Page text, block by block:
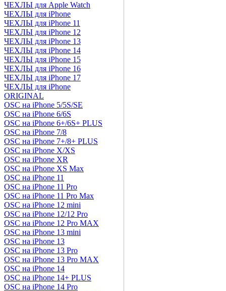
ЧЕХЛЫ для Apple Watch
ЧЕХЛЫ для iPhone
ЧЕХЛЫ для iPhone 11
ЧЕХЛЫ для iPhone 12
ЧЕХЛЫ для iPhone 13
ЧЕХЛЫ для iPhone 14
ЧЕХЛЫ для iPhone 15
ЧЕХЛЫ для iPhone 16
ЧЕХЛЫ для iPhone 17
ЧЕХЛЫ для iPhone
ORIGINAL
OSC на iPhone 5/5S/SE
OSC на iPhone 6/6S
OSC на iPhone 6+/6S+ PLUS
OSC на iPhone 7/8
OSC на iPhone 7+/8+ PLUS
OSC на iPhone X/XS
OSC на iPhone XR
OSC на iPhone XS Max
OSC на iPhone 11
OSC на iPhone 11 Pro
OSC на iPhone 11 Pro Max
OSC на iPhone 12 mini
OSC на iPhone 12/12 Pro
OSC на iPhone 12 Pro MAX
OSC на iPhone 13 mini
OSC на iPhone 13
OSC на iPhone 13 Pro
OSC на iPhone 13 Pro MAX
OSC на iPhone 14
OSC на iPhone 14+ PLUS
OSC на iPhone 14 Pro